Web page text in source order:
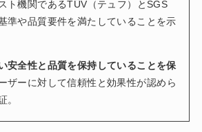
ト機関であるTÜV（テュフ）とSGS
準や品質要件を満たしていることを示
安全性と品質を保持していることを保
ザーに対して信頼性と効果性が認めら
。